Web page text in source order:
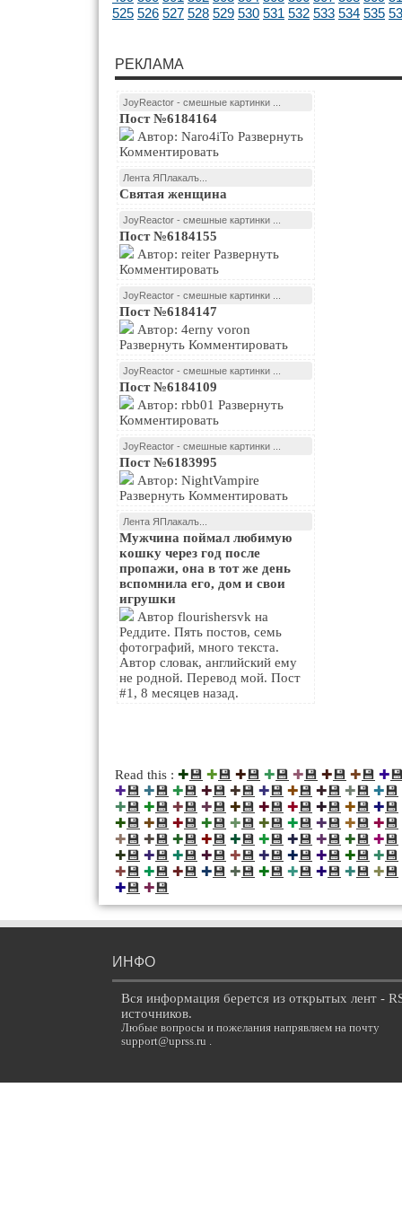
525 526 527 528 529 530 531 532 533 534 535
РЕКЛАМА
JoyReactor - смешные картинки ...
Пост №6184164
Комментировать
Лента ЯПлакалъ...
Святая женщина
JoyReactor - смешные картинки ...
Пост №6184155
Комментировать
JoyReactor - смешные картинки ...
Пост №6184147
Развернуть Комментировать
JoyReactor - смешные картинки ...
Пост №6184109
Комментировать
JoyReactor - смешные картинки ...
Пост №6183995
Развернуть Комментировать
Лента ЯПлакалъ...
Мужчина поймал любимую
кошку через год после
пропажи, она в тот же день
вспомнила его, дом и свои
игрушки
Реддите. Пять постов, семь
фотографий, много текста.
Автор словак, английский ему
не родной. Перевод мой. Пост
#1, 8 месяцев назад.
Read this : ✚💾 ✚💾 ✚💾 ✚💾 ✚💾 ✚💾 ✚💾 ✚
✚💾 ✚💾 ✚💾 ✚💾 ✚💾 ✚💾 ✚💾 ✚💾 ✚💾 ✚💾
✚💾 ✚💾 ✚💾 ✚💾 ✚💾 ✚💾 ✚💾 ✚💾 ✚💾 ✚💾
✚💾 ✚💾 ✚💾 ✚💾 ✚💾 ✚💾 ✚💾 ✚💾 ✚💾 ✚💾
✚💾 ✚💾 ✚💾 ✚💾 ✚💾 ✚💾 ✚💾 ✚💾 ✚💾 ✚💾
✚💾 ✚💾 ✚💾 ✚💾 ✚💾 ✚💾 ✚💾 ✚💾 ✚💾 ✚💾
✚💾 ✚💾 ✚💾 ✚💾 ✚💾 ✚💾 ✚💾 ✚💾 ✚💾 ✚💾
✚💾 ✚💾
ИНФО
Вся информация берется из открытых лент -
источников.
Любые вопросы и пожелания напрявляем на почту
support@uprss.ru .